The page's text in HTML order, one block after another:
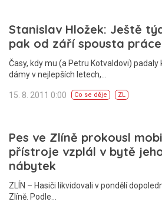
Stanislav Hložek: Ještě
pak od září spousta práce
Časy, kdy mu (a Petru Kotvaldovi)
dámy v nejlepších letech,…
15. 8. 2011 0:00 Co se děje ZL
Pes ve Zlíně prokousl
přístroje vzplál v bytě
nábytek
ZLÍN – Hasiči likvidovali v pondělí
Zlíně. Podle…